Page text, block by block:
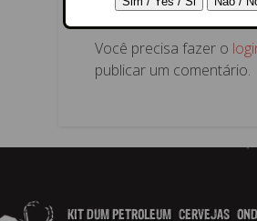
RESPONDER
Você precisa fazer o
publicar um comentário.
KIT DUM PETROLEUM CERVEJAS